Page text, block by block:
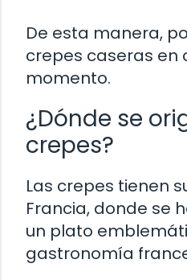
De esta manera,
crepes caseras en
momento.
¿Dónde se
crepes?
Las crepes tienen
Francia, donde se
un plato
gastronomía